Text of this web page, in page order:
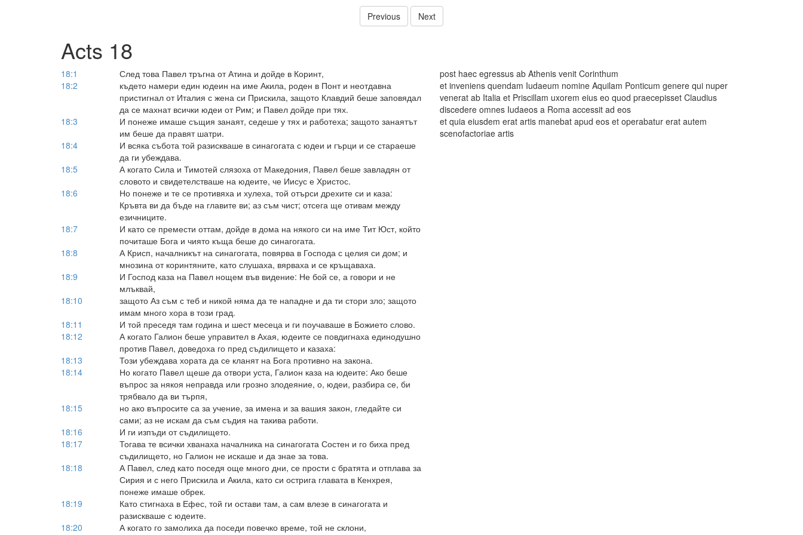
Previous Next
Acts 18
18:1 След това Павел тръгна от Атина и дойде в Коринт,
post haec egressus ab Athenis venit Corinthum
18:2
където намери един юдеин на име Акила, роден в Понт и неотдавна
пристигнал от Италия с жена си Прискила, защото Клавдий беше заповядал
да се махнат всички юдеи от Рим; и Павел дойде при тях.
et inveniens quendam Iudaeum nomine Aquilam Ponticum genere qui nuper
venerat ab Italia et Priscillam uxorem eius eo quod praecepisset Claudius
discedere omnes Iudaeos a Roma accessit ad eos
18:3
И понеже имаше същия занаят, седеше у тях и работеха; защото занаятът
им беше да правят шатри.
et quia eiusdem erat artis manebat apud eos et operabatur erat autem
scenofactoriae artis
18:4
И всяка събота той разискваше в синагогата с юдеи и гърци и се стараеше
да ги убеждава.
18:5
А когато Сила и Тимотей слязоха от Македония, Павел беше завладян от
словото и свидетелстваше на юдеите, че Иисус е Христос.
18:6
Но понеже и те се противяха и хулеха, той отърси дрехите си и каза:
Кръвта ви да бъде на главите ви; аз съм чист; отсега ще отивам между
езичниците.
18:7
И като се премести оттам, дойде в дома на някого си на име Тит Юст, който
почиташе Бога и чиято къща беше до синагогата.
18:8
А Крисп, началникът на синагогата, повярва в Господа с целия си дом; и
мнозина от коринтяните, като слушаха, вярваха и се кръщаваха.
18:9
И Господ каза на Павел нощем във видение: Не бой се, а говори и не
млъквай,
18:10
защото Аз съм с теб и никой няма да те нападне и да ти стори зло; защото
имам много хора в този град.
18:11
И той преседя там година и шест месеца и ги поучаваше в Божието слово.
18:12
А когато Галион беше управител в Ахая, юдеите се повдигнаха единодушно
против Павел, доведоха го пред съдилището и казаха:
18:13
Този убеждава хората да се кланят на Бога противно на закона.
18:14
Но когато Павел щеше да отвори уста, Галион каза на юдеите: Ако беше
въпрос за някоя неправда или грозно злодеяние, о, юдеи, разбира се, би
трябвало да ви търпя,
18:15
но ако въпросите са за учение, за имена и за вашия закон, гледайте си
сами; аз не искам да съм съдия на такива работи.
18:16
И ги изпъди от съдилището.
18:17
Тогава те всички хванаха началника на синагогата Состен и го биха пред
съдилището, но Галион не искаше и да знае за това.
18:18
А Павел, след като поседя още много дни, се прости с братята и отплава за
Сирия и с него Прискила и Акила, като си острига главата в Кенхрея,
понеже имаше обрек.
18:19
Като стигнаха в Ефес, той ги остави там, а сам влезе в синагогата и
разискваше с юдеите.
18:20
А когато го замолиха да поседи повечко време, той не склони,